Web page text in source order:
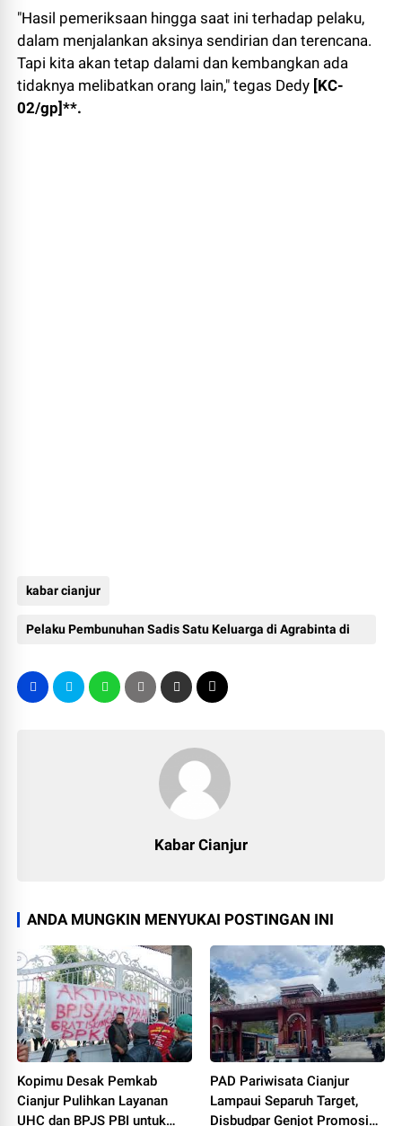
"Hasil pemeriksaan hingga saat ini terhadap pelaku,
dalam menjalankan aksinya sendirian dan terencana.
Tapi kita akan tetap dalami dan kembangkan ada
tidaknya melibatkan orang lain," tegas Dedy [KC-
02/gp]**.
kabar cianjur
Pelaku Pembunuhan Sadis Satu Keluarga di Agrabinta di
Kabar Cianjur
ANDA MUNGKIN MENYUKAI POSTINGAN INI
Kopimu Desak Pemkab
Cianjur Pulihkan Layanan
UHC dan BPJS PBI untuk
PAD Pariwisata Cianjur
Lampaui Separuh Target,
Disbudpar Genjot Promosi